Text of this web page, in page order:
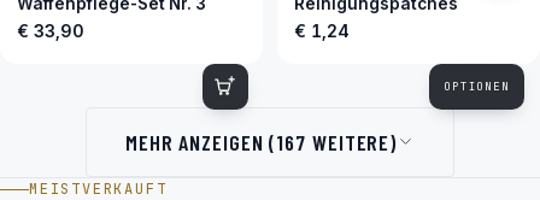
€ 33,90 € 1,24
OPTIONEN
MEHR ANZEIGEN (167 WEITERE)
MEISTVERKAUFT